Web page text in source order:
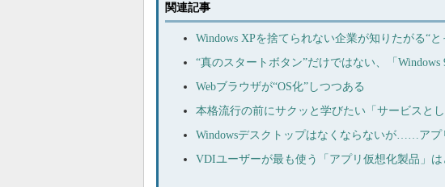
関連記事
Windows XPを捨てられない企業が知りたがる“
“真のスタートボタン”だけではない、「
Webブラウザが“OS化”しつつある
本格流行の前にサクッと学びたい「サービスと
Windowsデスクトップはなくならないが……アプ
VDIユーザーが最も使う「アプリ仮想化製品」は